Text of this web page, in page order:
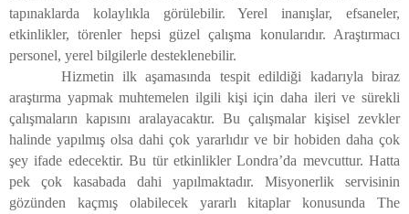
tapınaklarda kolaylıkla görülebilir. Yerel inanışlar, efsaneler,
etkinlikler, törenler hepsi güzel çalışma konularıdır. Araştırmacı
personel, yerel bilgilerle desteklenebilir.
Hizmetin ilk aşamasında tespit edildiği kadarıyla biraz
araştırma yapmak muhtemelen ilgili kişi için daha ileri ve sürekli
çalışmaların kapısını aralayacaktır. Bu çalışmalar kişisel zevkler
halinde yapılmış olsa dahi çok yararlıdır ve bir hobiden daha çok
şey ifade edecektir. Bu tür etkinlikler Londra’da mevcuttur. Hatta
pek çok kasabada dahi yapılmaktadır. Misyonerlik servisinin
gözünden kaçmış olabilecek yararlı kitaplar konusunda The